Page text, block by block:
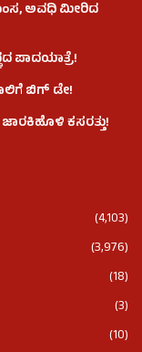
ಅವಧಿ ಮೀರಿದ
ಪಾದಯಾತ್ರೆ!
ಬಿಗ್ ಡೇ!
ಕಸರತ್ತು!
(4,103)
(3,976)
(18)
(3)
(10)